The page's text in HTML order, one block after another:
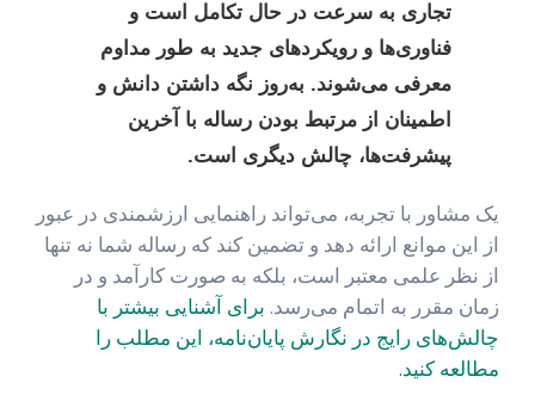
تجاری به سرعت در حال تکامل است و
فناوری‌ها و رویکردهای جدید به طور مداوم
معرفی می‌شوند. به‌روز نگه داشتن دانش و
اطمینان از مرتبط بودن رساله با آخرین
پیشرفت‌ها، چالش دیگری است.
یک مشاور با تجربه، می‌تواند راهنمایی ارزشمندی در عبور
از این موانع ارائه دهد و تضمین کند که رساله شما نه تنها
از نظر علمی معتبر است، بلکه به صورت کارآمد و در
زمان مقرر به اتمام می‌رسد. برای آشنایی بیشتر با
چالش‌های رایج در نگارش پایان‌نامه، این مطلب را
مطالعه کنید.